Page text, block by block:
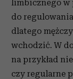
limbicznego w
do
dlatego
wchodzić. W
na przykład
czy regularne